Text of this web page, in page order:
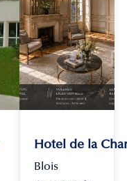
Hotel de la
Blois